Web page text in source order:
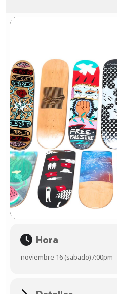
Hora
noviembre 16 (sabado)7:00pm